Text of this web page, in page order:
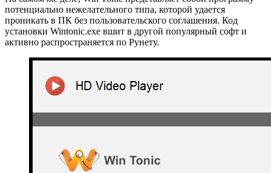
потенциально нежелательного типа, которой удается
проникать в ПК без пользовательского соглашения. Код
установки Wintonic.exe вшит в другой популярный софт и
активно распространяется по Рунету.